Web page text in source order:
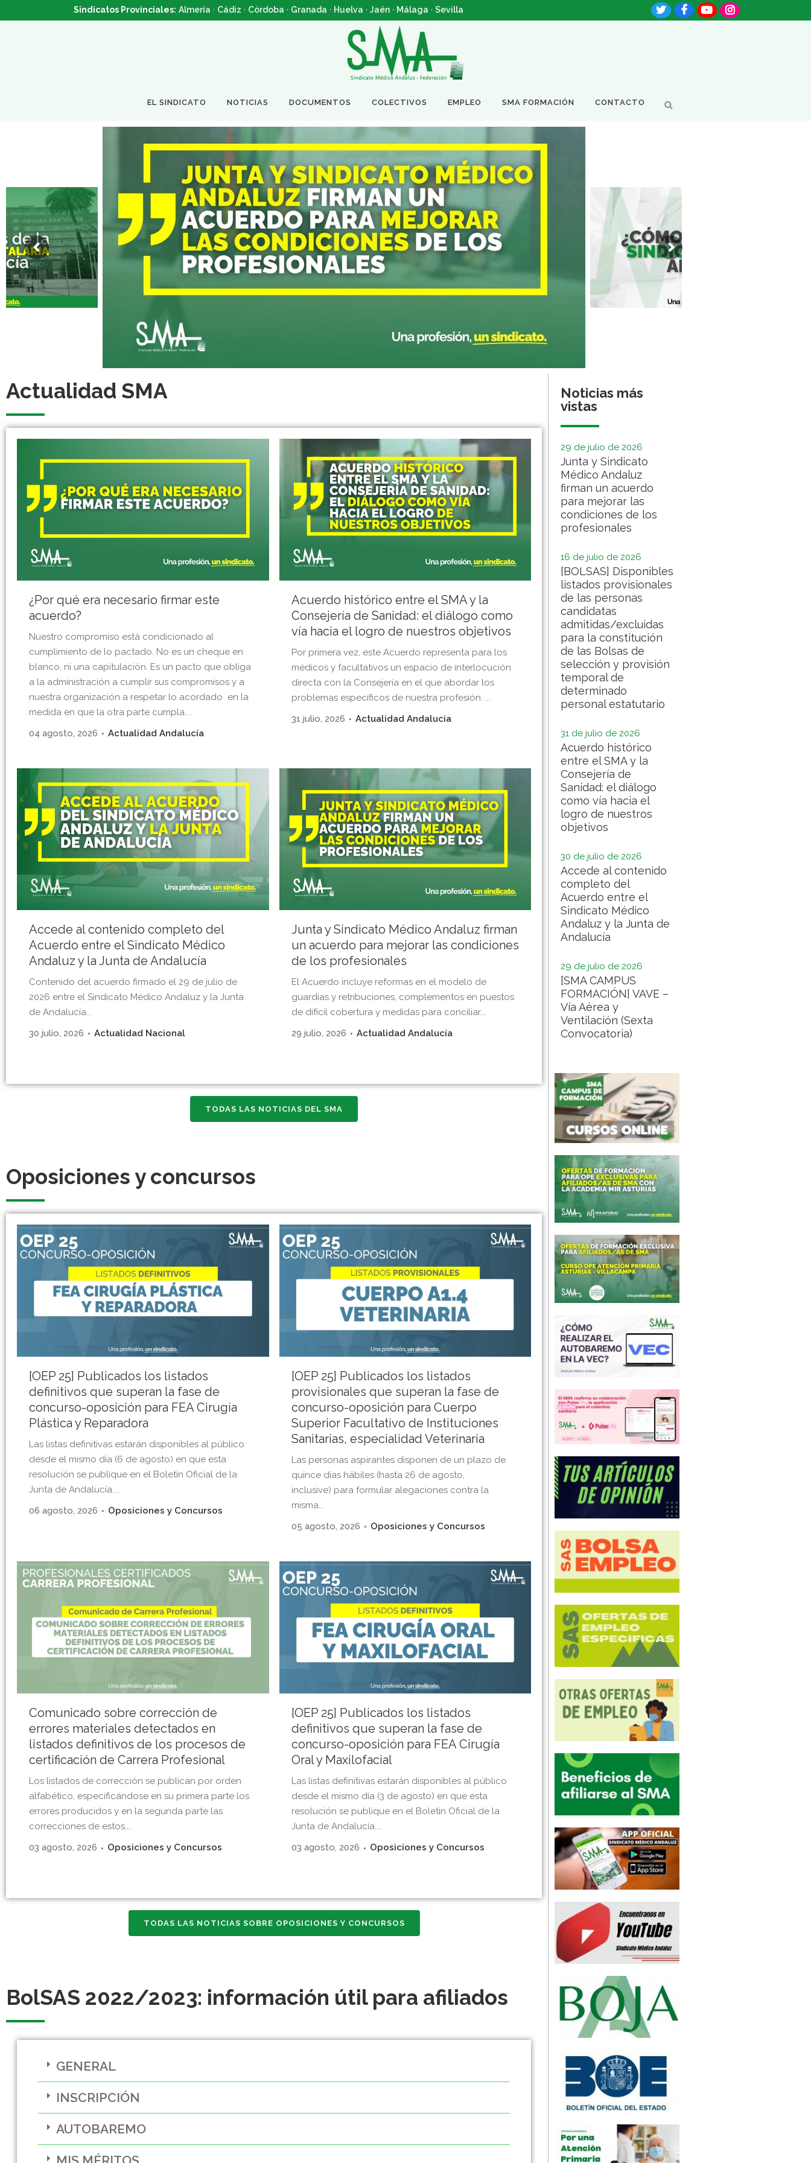
Sindicatos Provinciales: Almería · Cádiz · Córdoba · Granada · Huelva · Jaén · Málaga · Sevilla
EL SINDICATO NOTICIAS DOCUMENTOS COLECTIVOS EMPLEO SMA FORMACIÓN CONTACTO
Actualidad SMA
¿Por qué era necesario firmar este
acuerdo?
Nuestro compromiso está condicionado al
cumplimiento de lo pactado. No es un cheque en
blanco, ni una capitulación. Es un pacto que obliga
a la administración a cumplir sus compromisos y a
nuestra organización a respetar lo acordado en la
medida en que la otra parte cumpla....
04 agosto, 2026
Actualidad Andalucía
Acuerdo histórico entre el SMA y la
Consejería de Sanidad: el diálogo como
vía hacia el logro de nuestros objetivos
Por primera vez, este Acuerdo representa para los
médicos y facultativos un espacio de interlocución
directa con la Consejería en el que abordar los
problemas específicos de nuestra profesión. ...
31 julio, 2026
Actualidad Andalucía
Accede al contenido completo del
Acuerdo entre el Sindicato Médico
Andaluz y la Junta de Andalucía
Contenido del acuerdo firmado el 29 de julio de
2026 entre el Sindicato Médico Andaluz y la Junta
de Andalucía...
30 julio, 2026
Actualidad Nacional
Junta y Sindicato Médico Andaluz firman
un acuerdo para mejorar las condiciones
de los profesionales
El Acuerdo incluye reformas en el modelo de
guardias y retribuciones, complementos en puestos
de difícil cobertura y medidas para conciliar...
29 julio, 2026
Actualidad Andalucía
TODAS LAS NOTICIAS DEL SMA
Oposiciones y concursos
[OEP 25] Publicados los listados
definitivos que superan la fase de
concurso-oposición para FEA Cirugía
Plástica y Reparadora
Las listas definitivas estarán disponibles al público
desde el mismo día (6 de agosto) en que esta
resolución se publique en el Boletín Oficial de la
Junta de Andalucía....
06 agosto, 2026
Oposiciones y Concursos
[OEP 25] Publicados los listados
provisionales que superan la fase de
concurso-oposición para Cuerpo
Superior Facultativo de Instituciones
Sanitarias, especialidad Veterinaria
Las personas aspirantes disponen de un plazo de
quince días hábiles (hasta 26 de agosto,
inclusive) para formular alegaciones contra la
misma...
05 agosto, 2026
Oposiciones y Concursos
Comunicado sobre corrección de
errores materiales detectados en
listados definitivos de los procesos de
certificación de Carrera Profesional
Los listados de corrección se publican por orden
alfabético, especificándose en su primera parte los
errores producidos y en la segunda parte las
correcciones de estos....
03 agosto, 2026
Oposiciones y Concursos
[OEP 25] Publicados los listados
definitivos que superan la fase de
concurso-oposición para FEA Cirugía
Oral y Maxilofacial
Las listas definitivas estarán disponibles al público
desde el mismo día (3 de agosto) en que esta
resolución se publique en el Boletín Oficial de la
Junta de Andalucía....
03 agosto, 2026
Oposiciones y Concursos
TODAS LAS NOTICIAS SOBRE OPOSICIONES Y CONCURSOS
BolSAS 2022/2023: información útil para afiliados
GENERAL
INSCRIPCIÓN
AUTOBAREMO
Noticias más
vistas
29 de julio de 2026
Junta y Sindicato
Médico Andaluz
firman un acuerdo
para mejorar las
condiciones de los
profesionales
16 de julio de 2026
[BOLSAS] Disponibles
listados provisionales
de las personas
candidatas
admitidas/excluidas
para la constitución
de las Bolsas de
selección y provisión
temporal de
determinado
personal estatutario
31 de julio de 2026
Acuerdo histórico
entre el SMA y la
Consejería de
Sanidad: el diálogo
como vía hacia el
logro de nuestros
objetivos
30 de julio de 2026
Accede al contenido
completo del
Acuerdo entre el
Sindicato Médico
Andaluz y la Junta de
Andalucía
29 de julio de 2026
[SMA CAMPUS
FORMACIÓN] VAVE –
Vía Aérea y
Ventilación (Sexta
Convocatoria)